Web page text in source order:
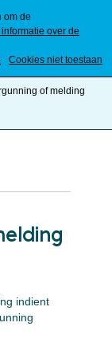
om de
informatie over de
Cookies niet toestaan
of melding
indient